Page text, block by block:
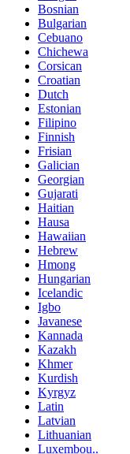
Bosnian
Bulgarian
Cebuano
Chichewa
Corsican
Croatian
Dutch
Estonian
Filipino
Finnish
Frisian
Galician
Georgian
Gujarati
Haitian
Hausa
Hawaiian
Hebrew
Hmong
Hungarian
Icelandic
Igbo
Javanese
Kannada
Kazakh
Khmer
Kurdish
Kyrgyz
Latin
Latvian
Lithuanian
Luxembou..